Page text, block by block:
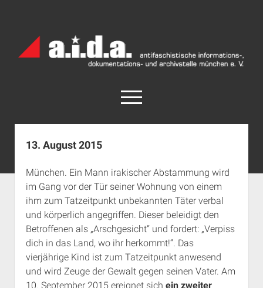
Archiv
München
open
menu
facebook
rss info@aida-archiv.de
Aktuelles
Termine
open
dropdown
menu
Antifaschistische Termine im Süden
Antifaschistische Termine in München
Rechte Termine im Süden
Rechte Termine München
Chronologie
Das Archiv
open
dropdown
menu
a.i.d.a. e. V. unterstützen
Über a.i.d.a.
Impressum
13. August 2015
München. Ein Mann irakischer Abstammung wird
im Gang vor der Tür seiner Wohnung von einem
ihm zum Tatzeitpunkt unbekannten Täter verbal
und körperlich angegriffen. Dieser beleidigt den
Betroffenen als „Arschgesicht“ und fordert: „Verpiss
dich in das Land, wo ihr herkommt!“. Das
vierjährige Kind ist zum Tatzeitpunkt anwesend
und wird Zeuge der Gewalt gegen seinen Vater. Am
10. September 2015 ereignet sich ein zweiter